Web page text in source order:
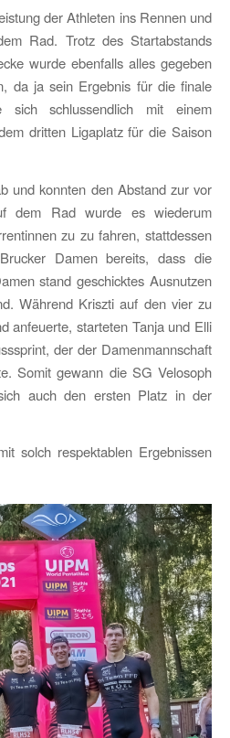
der Athleten ins Rennen und
Rad. Trotz des Startabstands
wurde ebenfalls alles gegeben
da ja sein Ergebnis für die finale
sich schlussendlich mit einem
dritten Ligaplatz für die Saison
und konnten den Abstand zur vor
dem Rad wurde es wiederum
zu zu fahren, stattdessen
Damen bereits, dass die
stand geschicktes Ausnutzen
Während Kriszti auf den vier zu
anfeuerte, starteten Tanja und Elli
der der Damenmannschaft
Somit gewann die SG Velosoph
auch den ersten Platz in der
solch respektablen Ergebnissen